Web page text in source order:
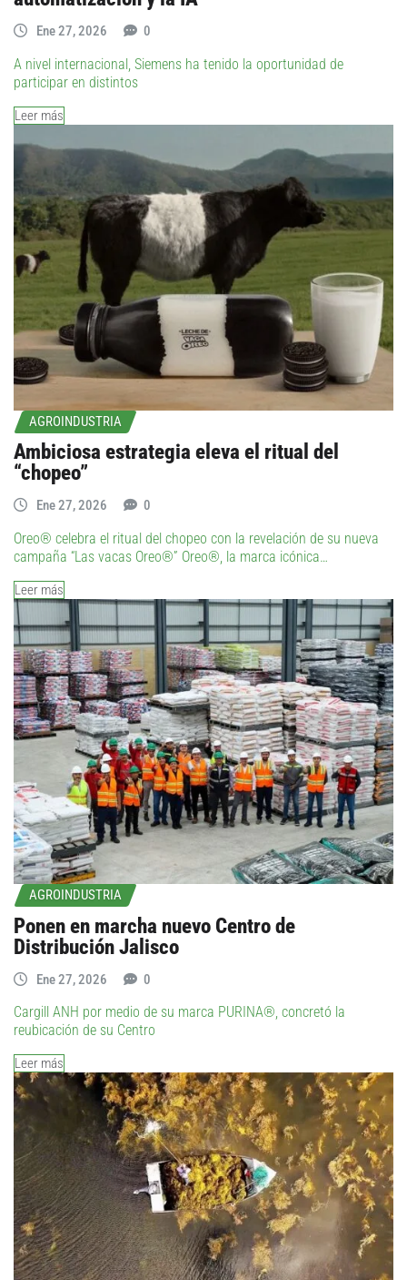
Ene 27, 2026 0
A nivel internacional, Siemens ha tenido la oportunidad de
participar en distintos
Leer más
AGROINDUSTRIA
Ambiciosa estrategia eleva el ritual del
“chopeo”
Ene 27, 2026 0
Oreo® celebra el ritual del chopeo con la revelación de su nueva
campaña “Las vacas Oreo®” Oreo®, la marca icónica…
Leer más
AGROINDUSTRIA
Ponen en marcha nuevo Centro de
Distribución Jalisco
Ene 27, 2026 0
Cargill ANH por medio de su marca PURINA®, concretó la
reubicación de su Centro
Leer más